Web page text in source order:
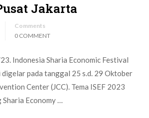
Jakarta
Comments
0 COMMENT
Indonesia Sharia Economic Festival
digelar pada tanggal 25 s.d. 29 Oktober
Center (JCC). Tema ISEF 2023
Sharia Economy …